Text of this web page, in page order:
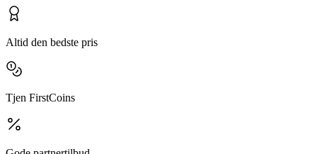
Altid den bedste pris
Tjen FirstCoins